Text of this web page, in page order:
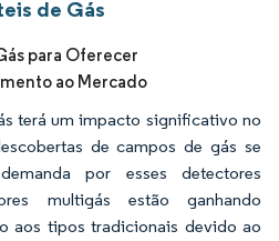
de Gás
para Oferecer
ao Mercado
terá um impacto significativo no
de campos de gás se
por esses detectores
multigás estão ganhando
aos tipos tradicionais devido ao